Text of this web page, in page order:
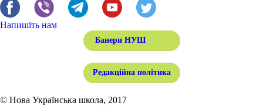
Напишіть нам
Банери НУШ
Редакційна політика
© Нова Українська школа, 2017